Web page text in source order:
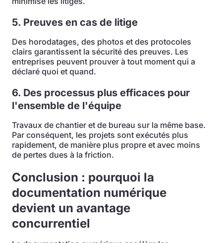
5. Preuves en cas de litige
Des horodatages, des photos et des protocoles
clairs garantissent la sécurité des preuves. Les
entreprises peuvent prouver à tout moment qui a
déclaré quoi et quand.
6. Des processus plus efficaces pour
l'ensemble de l'équipe
Travaux de chantier et de bureau sur la même base.
Par conséquent, les projets sont exécutés plus
rapidement, de manière plus propre et avec moins
de pertes dues à la friction.
Conclusion : pourquoi la
documentation numérique
devient un avantage
concurrentiel